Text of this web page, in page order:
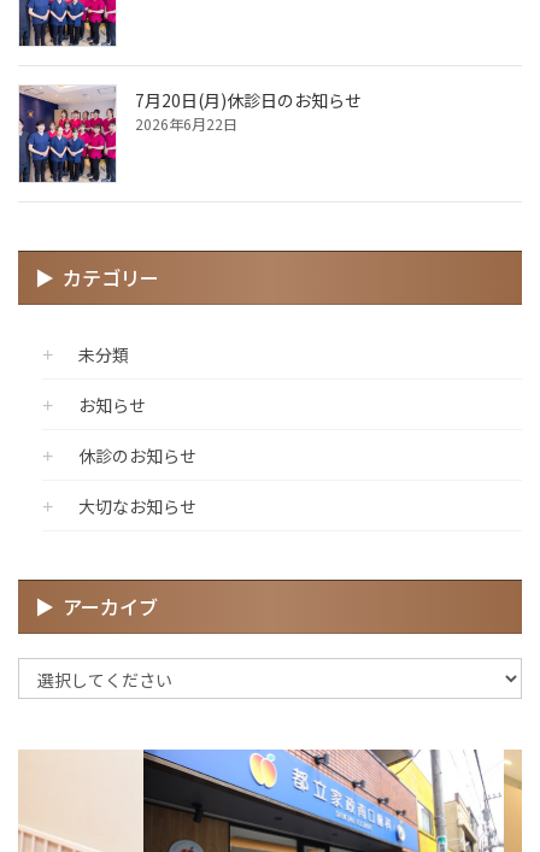
7月20日(月)休診日のお知らせ
2026年6月22日
カテゴリー
未分類
お知らせ
休診のお知らせ
大切なお知らせ
アーカイブ